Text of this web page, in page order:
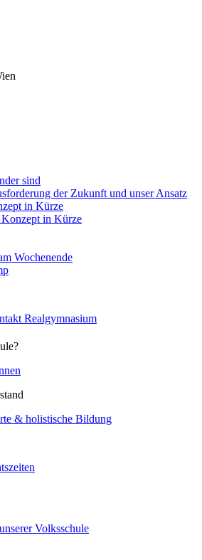
sind
der Zukunft und unser Ansatz
in Kürze
in Kürze
Wochenende
Realgymnasium
& holistische Bildung
Volksschule